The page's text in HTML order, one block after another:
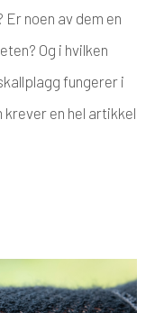
noen av dem en
Og i hvilken
fungerer i
en hel artikkel